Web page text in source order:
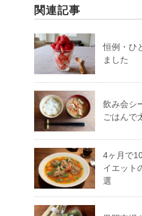
関連記事
恒例・ひ
ました
飲み会シ
ごはんで
4ヶ月で
イエット
選